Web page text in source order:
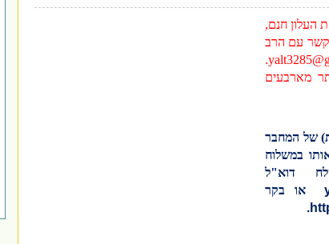
העלון חנם,
קשר עם הרב
.
מארבעים
של המחבר
במשלוח
דוא"ל
או בקר
.